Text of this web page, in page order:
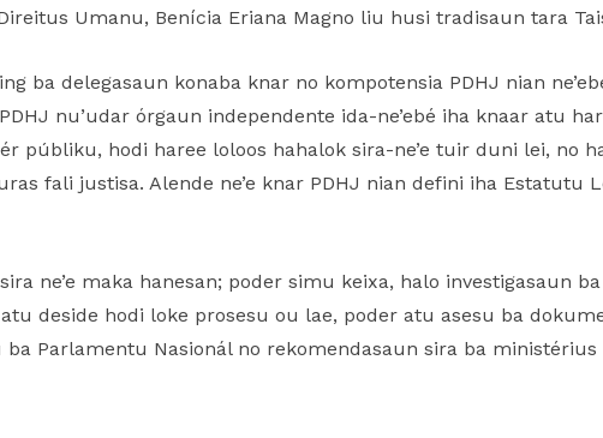
Umanu, Benícia Eriana Magno liu husi tradisaun tara
ba delegasaun konaba knar no kompotensia PDHJ nian
nu’udar órgaun independente ida-ne’ebé iha knaar atu
públiku, hodi haree loloos hahalok sira-ne’e tuir duni lei, no
fali justisa. Alende ne’e knar PDHJ nian defini iha Estatutu
ne’e maka hanesan; poder simu keixa, halo investigasaun
deside hodi loke prosesu ou lae, poder atu asesu ba
Parlamentu Nasionál no rekomendasaun sira ba ministérius